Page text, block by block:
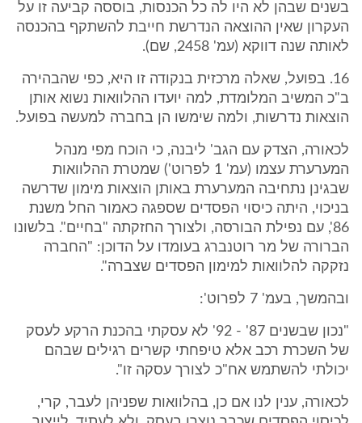
בשנים שבהן לא היו לה כל הכנסות, בוססה קביעה זו על
העקרון שאין ההוצאה הנדרשת חייבת להשתקף בהכנסה
לאותה שנה דווקא (עמ' 2458, שם).
16. בפועל, שאלה מרכזית בנקודה זו היא, כפי שהבהירה
ב"כ המשיב המלומדת, למה יועדו ההלוואות נשוא אותן
הוצאות נדרשות, ולמה שימשו הן בחברה למעשה בפועל.
לכאורה, הצדק עם הגב' ליבנה, כי הוכח מפי מנהל
המערערת עצמו (עמ' 1 לפרוט') שמטרת ההלוואות
שבגינן נתחיבה המערערת באותן הוצאות מימון שדרשה
בניכוי, היתה כיסוי הפסדים שספגה כאמור החל משנת
86', עם נפילת הבורסה, ולצורך החזקתה "בחיים". בלשונו
הברורה של מר רוטנברג בעומדו על הדוכן: "החברה
נזקקה להלוואות למימון הפסדים שצברה".
ובהמשך, בעמ' 7 לפרוט':
"נכון שבשנים 87' - 92' לא עסקתי בהכנת הרקע לעסק
של השכרת רכב אלא טיפחתי קשרים רגילים שבהם
יכולתי להשתמש אח"כ לצורך עסקה זו".
לכאורה, ענין לנו אם כן, בהלוואות שפניהן לעבר, קרי,